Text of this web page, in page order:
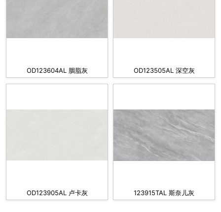
OD123604AL 胭脂灰 OD123505AL 深空灰
OD123905AL 卢卡灰 123915TAL 斯奈儿灰